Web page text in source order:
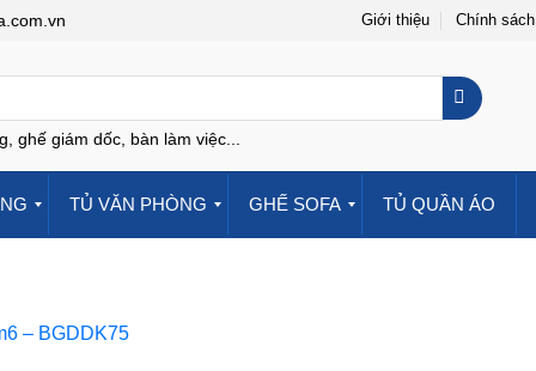
Giới thiệu Chính sách
ghế giám dốc, bàn làm việc...
TỦ VĂN PHÒNG GHẾ SOFA TỦ QUẦN ÁO
– BGDDK75